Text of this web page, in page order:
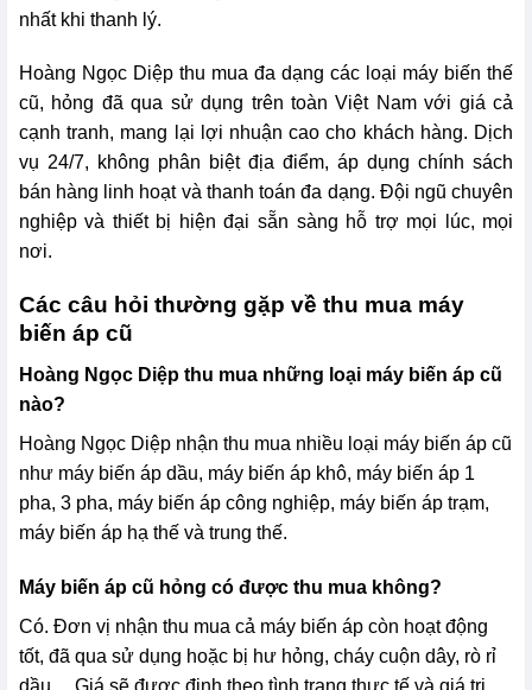
nhất khi thanh lý.
Hoàng Ngọc Diệp thu mua đa dạng các loại máy biến thế
cũ, hỏng đã qua sử dụng trên toàn Việt Nam với giá cả
cạnh tranh, mang lại lợi nhuận cao cho khách hàng. Dịch
vụ 24/7, không phân biệt địa điểm, áp dụng chính sách
bán hàng linh hoạt và thanh toán đa dạng. Đội ngũ chuyên
nghiệp và thiết bị hiện đại sẵn sàng hỗ trợ mọi lúc, mọi
nơi.
Các câu hỏi thường gặp về thu mua máy
biến áp cũ
Hoàng Ngọc Diệp thu mua những loại máy biến áp cũ
nào?
Hoàng Ngọc Diệp nhận thu mua nhiều loại máy biến áp cũ
như máy biến áp dầu, máy biến áp khô, máy biến áp 1
pha, 3 pha, máy biến áp công nghiệp, máy biến áp trạm,
máy biến áp hạ thế và trung thế.
Máy biến áp cũ hỏng có được thu mua không?
Có. Đơn vị nhận thu mua cả máy biến áp còn hoạt động
tốt, đã qua sử dụng hoặc bị hư hỏng, cháy cuộn dây, rò rỉ
dầu… Giá sẽ được định theo tình trạng thực tế và giá trị